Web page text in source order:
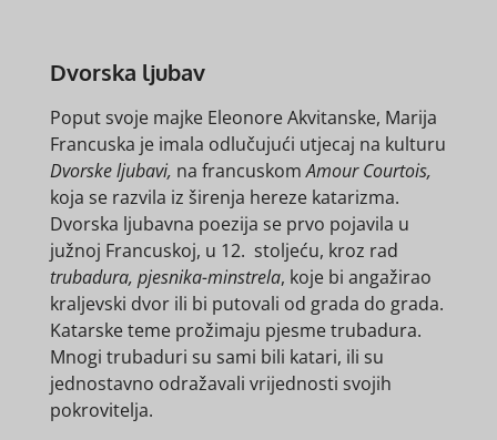
Dvorska ljubav
Poput svoje majke Eleonore Akvitanske, Marija
Francuska je imala odlučujući utjecaj na kulturu
Dvorske ljubavi, na francuskomAmour Courtois,
koja se razvila iz širenja hereze katarizma.
Dvorska ljubavna poezija se prvo pojavila u
južnoj Francuskoj, u 12. stoljeću, kroz rad
trubadura, pjesnika-minstrela, koje bi angažirao
kraljevski dvor ili bi putovali od grada do grada.
Katarske teme prožimaju pjesme trubadura.
Mnogi trubaduri su sami bili katari, ili su
jednostavno odražavali vrijednosti svojih
pokrovitelja.